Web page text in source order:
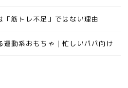
「筋トレ不足」ではない理由
運動系おもちゃ｜忙しいパパ向け